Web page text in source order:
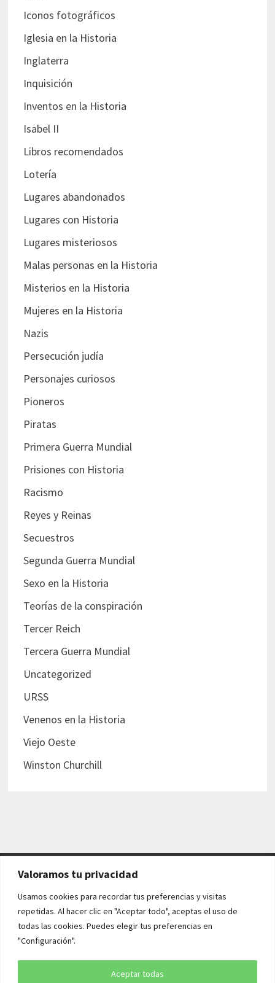
Valoramos tu privacidad
Usamos cookies para recordar tus preferencias y visitas
repetidas. Al hacer clic en "Aceptar todo", aceptas el uso de
todas las cookies. Puedes elegir tus preferencias en
"Configuración".
Aceptar todas
Iconos fotográficos
Iglesia en la Historia
Inglaterra
Inquisición
Inventos en la Historia
Isabel II
Libros recomendados
Lotería
Lugares abandonados
Lugares con Historia
Lugares misteriosos
Malas personas en la Historia
Misterios en la Historia
Mujeres en la Historia
Nazis
Persecución judía
Personajes curiosos
Pioneros
Piratas
Primera Guerra Mundial
Prisiones con Historia
Racismo
Reyes y Reinas
Secuestros
Segunda Guerra Mundial
Sexo en la Historia
Teorías de la conspiración
Tercer Reich
Tercera Guerra Mundial
Uncategorized
URSS
Venenos en la Historia
Viejo Oeste
Winston Churchill
AVISO LEGAL Y POLÍTICAS
Aviso legal
Política de cookies